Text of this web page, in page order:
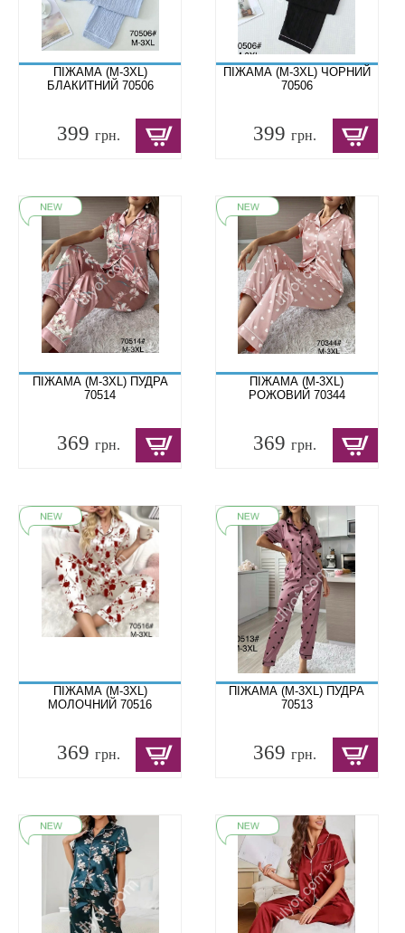
ПІЖАМА (M-3XL)
БЛАКИТНИЙ 70506
399 грн.
ПІЖАМА (M-3XL) ЧОРНИЙ
70506
399грн.
ПІЖАМА (M-3XL) ПУДРА
70514
369 грн.
ПІЖАМА (M-3XL)
РОЖОВИЙ 70344
369грн.
ПІЖАМА (M-3XL)
МОЛОЧНИЙ 70516
369 грн.
ПІЖАМА (M-3XL) ПУДРА
70513
369грн.